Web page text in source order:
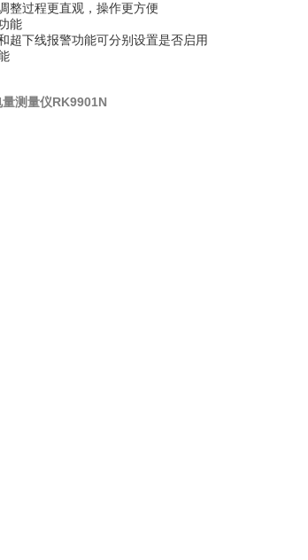
整过程更直观，操作更方便
能
超下线报警功能可分别设置是否启用
测量仪RK9901N